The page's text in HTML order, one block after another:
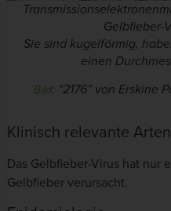
Gelbfieber-
Sie sind kugelförmig,
einen
Bild: “2176” von Erskine
Klinisch relevante Arten
Das Gelbfieber-Virus hat nur
Gelbfieber verursacht.